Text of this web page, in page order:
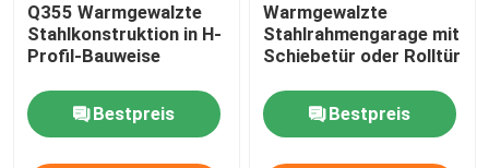
Q355 Warmgewalzte
Stahlkonstruktion in H-
Profil-Bauweise
Bestpreis
Warmgewalzte
Stahlrahmengarage mit
Schiebetür oder Rolltür
Bestpreis